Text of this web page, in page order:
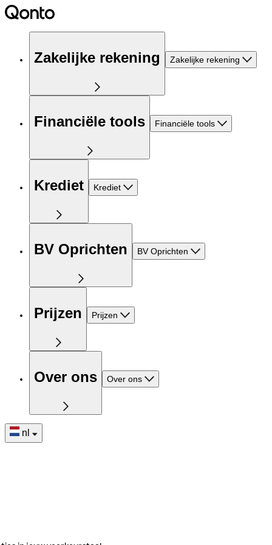
Zakelijke rekening Zakelijke rekening
Financiële tools Financiële tools
Krediet Krediet
BV Oprichten BV Oprichten
Prijzen Prijzen
Over ons Over ons
nl